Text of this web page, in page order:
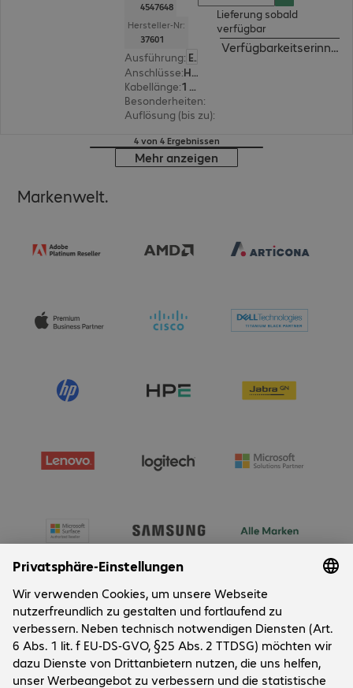
4547648
Hersteller-Nr:
37601
Ausführung:
Europäisch
Anschlüsse:
HDMI(A) | HDMI(A)
Kabellänge:
1 m
Besonderheiten:
Auflösung (bis zu):
Lieferung sobald
verfügbar
4 von 4 Ergebnissen
Mehr anzeigen
Markenwelt.